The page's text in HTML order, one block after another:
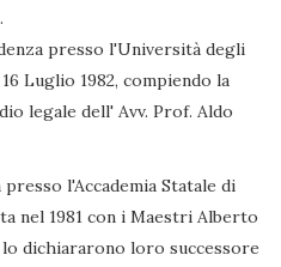
presso l'Università degli
Luglio 1982, compiendo la
legale dell' Avv. Prof. Aldo
l'Accademia Statale di
nel 1981 con i Maestri Alberto
dichiararono loro successore